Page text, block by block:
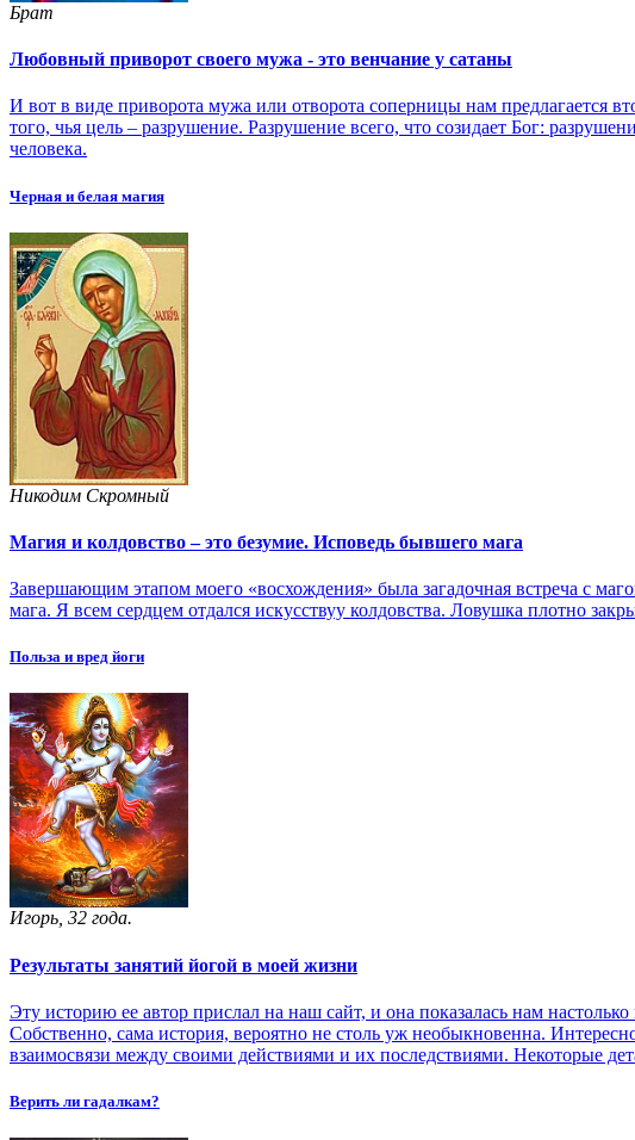
Брат
Любовный приворот своего мужа - это венчание у сатаны
И вот в виде приворота мужа или отворота соперницы нам предлагается
того, чья цель – разрушение. Разрушение всего, что созидает Бог:
человека.
Черная и белая магия
Никодим Скромный
Магия и колдовство – это безумие. Исповедь бывшего мага
Завершающим этапом моего «восхождения» была загадочная встреча с
мага. Я всем сердцем отдался искусствуу колдовства. Ловушка плотно
Польза и вред йоги
Игорь, 32 года.
Результаты занятий йогой в моей жизни
Эту историю ее автор прислал на наш сайт, и она показалась нам
Собственно, сама история, вероятно не столь уж необыкновенна.
взаимосвязи между своими действиями и их последствиями. Некоторые
Верить ли гадалкам?